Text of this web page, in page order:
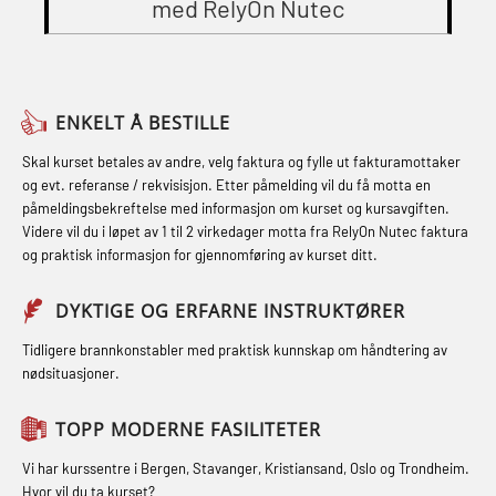
Skuldermåling (OBS125)
Fallsikring (FAR108)
Førstehjelp – repetisjon (OFA102)
Førstehjelp grunnkurs (OFABLE101)
GOC sertifikat grunnleggende
GOC sertifikat repetisjon (GMDSS)
(MRC102)
oljearbeidere (OBS1055)
GWO: BST – Offshore (Blended with
STCW Oppdatering videregående
(MBSBLE021)
STCW kombi oppdatering offiserer
og med.behandling (MBS134)
STCW Kombi Oppdatering Offiserer
og Medisinsk Behandling med
Webinar (MBS1341)
STCW Oppdatering for offiserer 24 t
(MBS114)
STCW Medisinsk førstehjelp (MFA1081)
STCW Medisinsk førstehjelp
Grunnkurs Røykdykking Industrivern
inkl. brannslukning (FSC121)
Hjertestarter brukerkurs (OFA107)
Røykdykking industrivern –
repetisjon (LFI105)
Sikkerhetskurs for ansatte på
oppdrettsanlegg (LBS100)
Ulykkesgransking – Webinar (LSP103)
(LFI100)
med RelyOn Nutec
ENKELT Å BESTILLE
Skal kurset betales av andre, velg faktura og fylle ut fakturamottaker
og evt. referanse / rekvisisjon. Etter påmelding vil du få motta en
påmeldingsbekreftelse med informasjon om kurset og kursavgiften.
Videre vil du i løpet av 1 til 2 virkedager motta fra RelyOn Nutec faktura
og praktisk informasjon for gjennomføring av kurset ditt.
DYKTIGE OG ERFARNE INSTRUKTØRER
Tidligere brannkonstabler med praktisk kunnskap om håndtering av
nødsituasjoner.
TOPP MODERNE FASILITETER
Vi har kurssentre i Bergen, Stavanger, Kristiansand, Oslo og Trondheim.
Hvor vil du ta kurset?